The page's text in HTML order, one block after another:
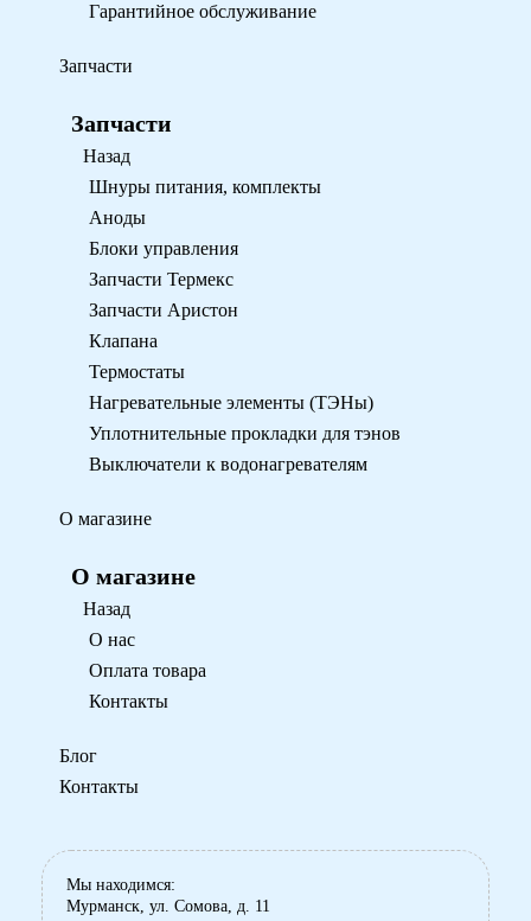
Гарантийное обслуживание
Запчасти
Запчасти
Назад
Шнуры питания, комплекты
Аноды
Блоки управления
Запчасти Термекс
Запчасти Аристон
Клапана
Термостаты
Нагревательные элементы (ТЭНы)
Уплотнительные прокладки для тэнов
Выключатели к водонагревателям
О магазине
О магазине
Назад
О нас
Оплата товара
Контакты
Блог
Контакты
Мы находимся:
Мурманск, ул. Сомова, д. 11